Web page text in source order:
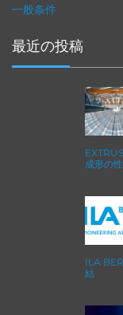
一般条件
最近の投稿
成形の
ILA
結